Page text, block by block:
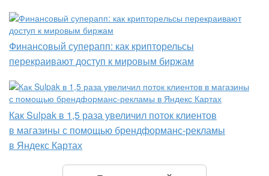
Финансовый суперапп: как крипторельсы
перекраивают доступ к мировым биржам
Как Sulpak в 1,5 раза увеличил поток клиентов
в магазины с помощью брендформанс-рекламы
в Яндекс Картах